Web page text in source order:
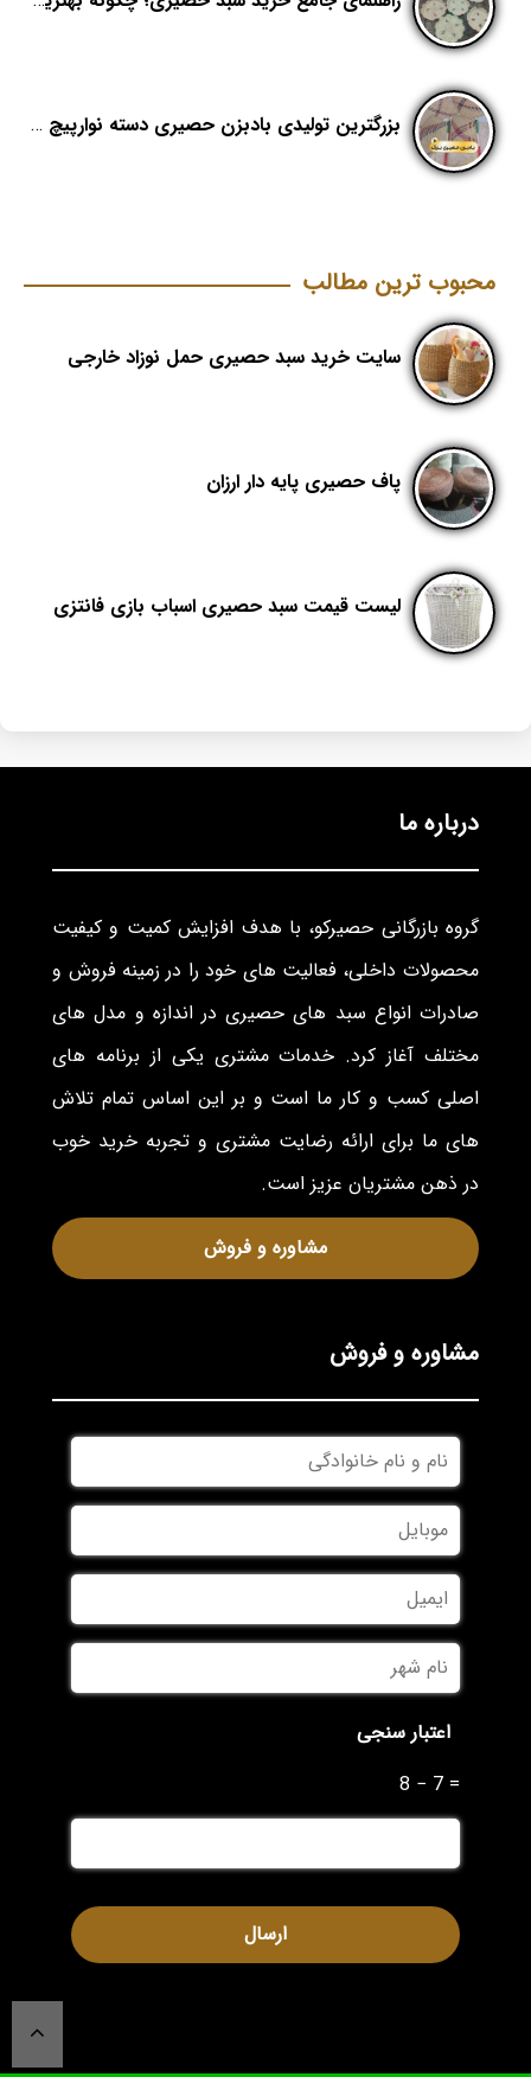
بزرگترین تولیدی بادبزن حصیری دسته نوارپیچ در ایران با اسم برند هدیکا
محبوب ترین مطالب
سایت خرید سبد حصیری حمل نوزاد خارجی
پاف حصیری پایه دار ارزان
لیست قیمت سبد حصیری اسباب بازی فانتزی
درباره ما
گروه بازرگانی حصیرکو، با هدف افزایش کمیت و کیفیت
محصولات داخلی، فعالیت های خود را در زمینه فروش و
صادرات انواع سبد های حصیری در اندازه و مدل های
مختلف آغاز کرد. خدمات مشتری یکی از برنامه های
اصلی کسب و کار ما است و بر این اساس تمام تلاش
های ما برای ارائه رضایت مشتری و تجربه خرید خوب
در ذهن مشتریان عزیز است.
مشاوره و فروش
مشاوره و فروش
نام
و
نام
خانوادگی
موبایل
ایمیل
نام
شهر *
اعتبار سنجی
8 − 7 =